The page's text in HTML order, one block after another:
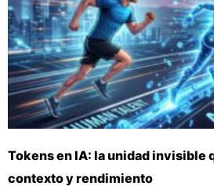
Tokens en IA: la unidad invisible
contexto y rendimiento